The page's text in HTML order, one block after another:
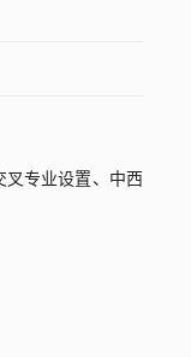
叉专业设置、中西